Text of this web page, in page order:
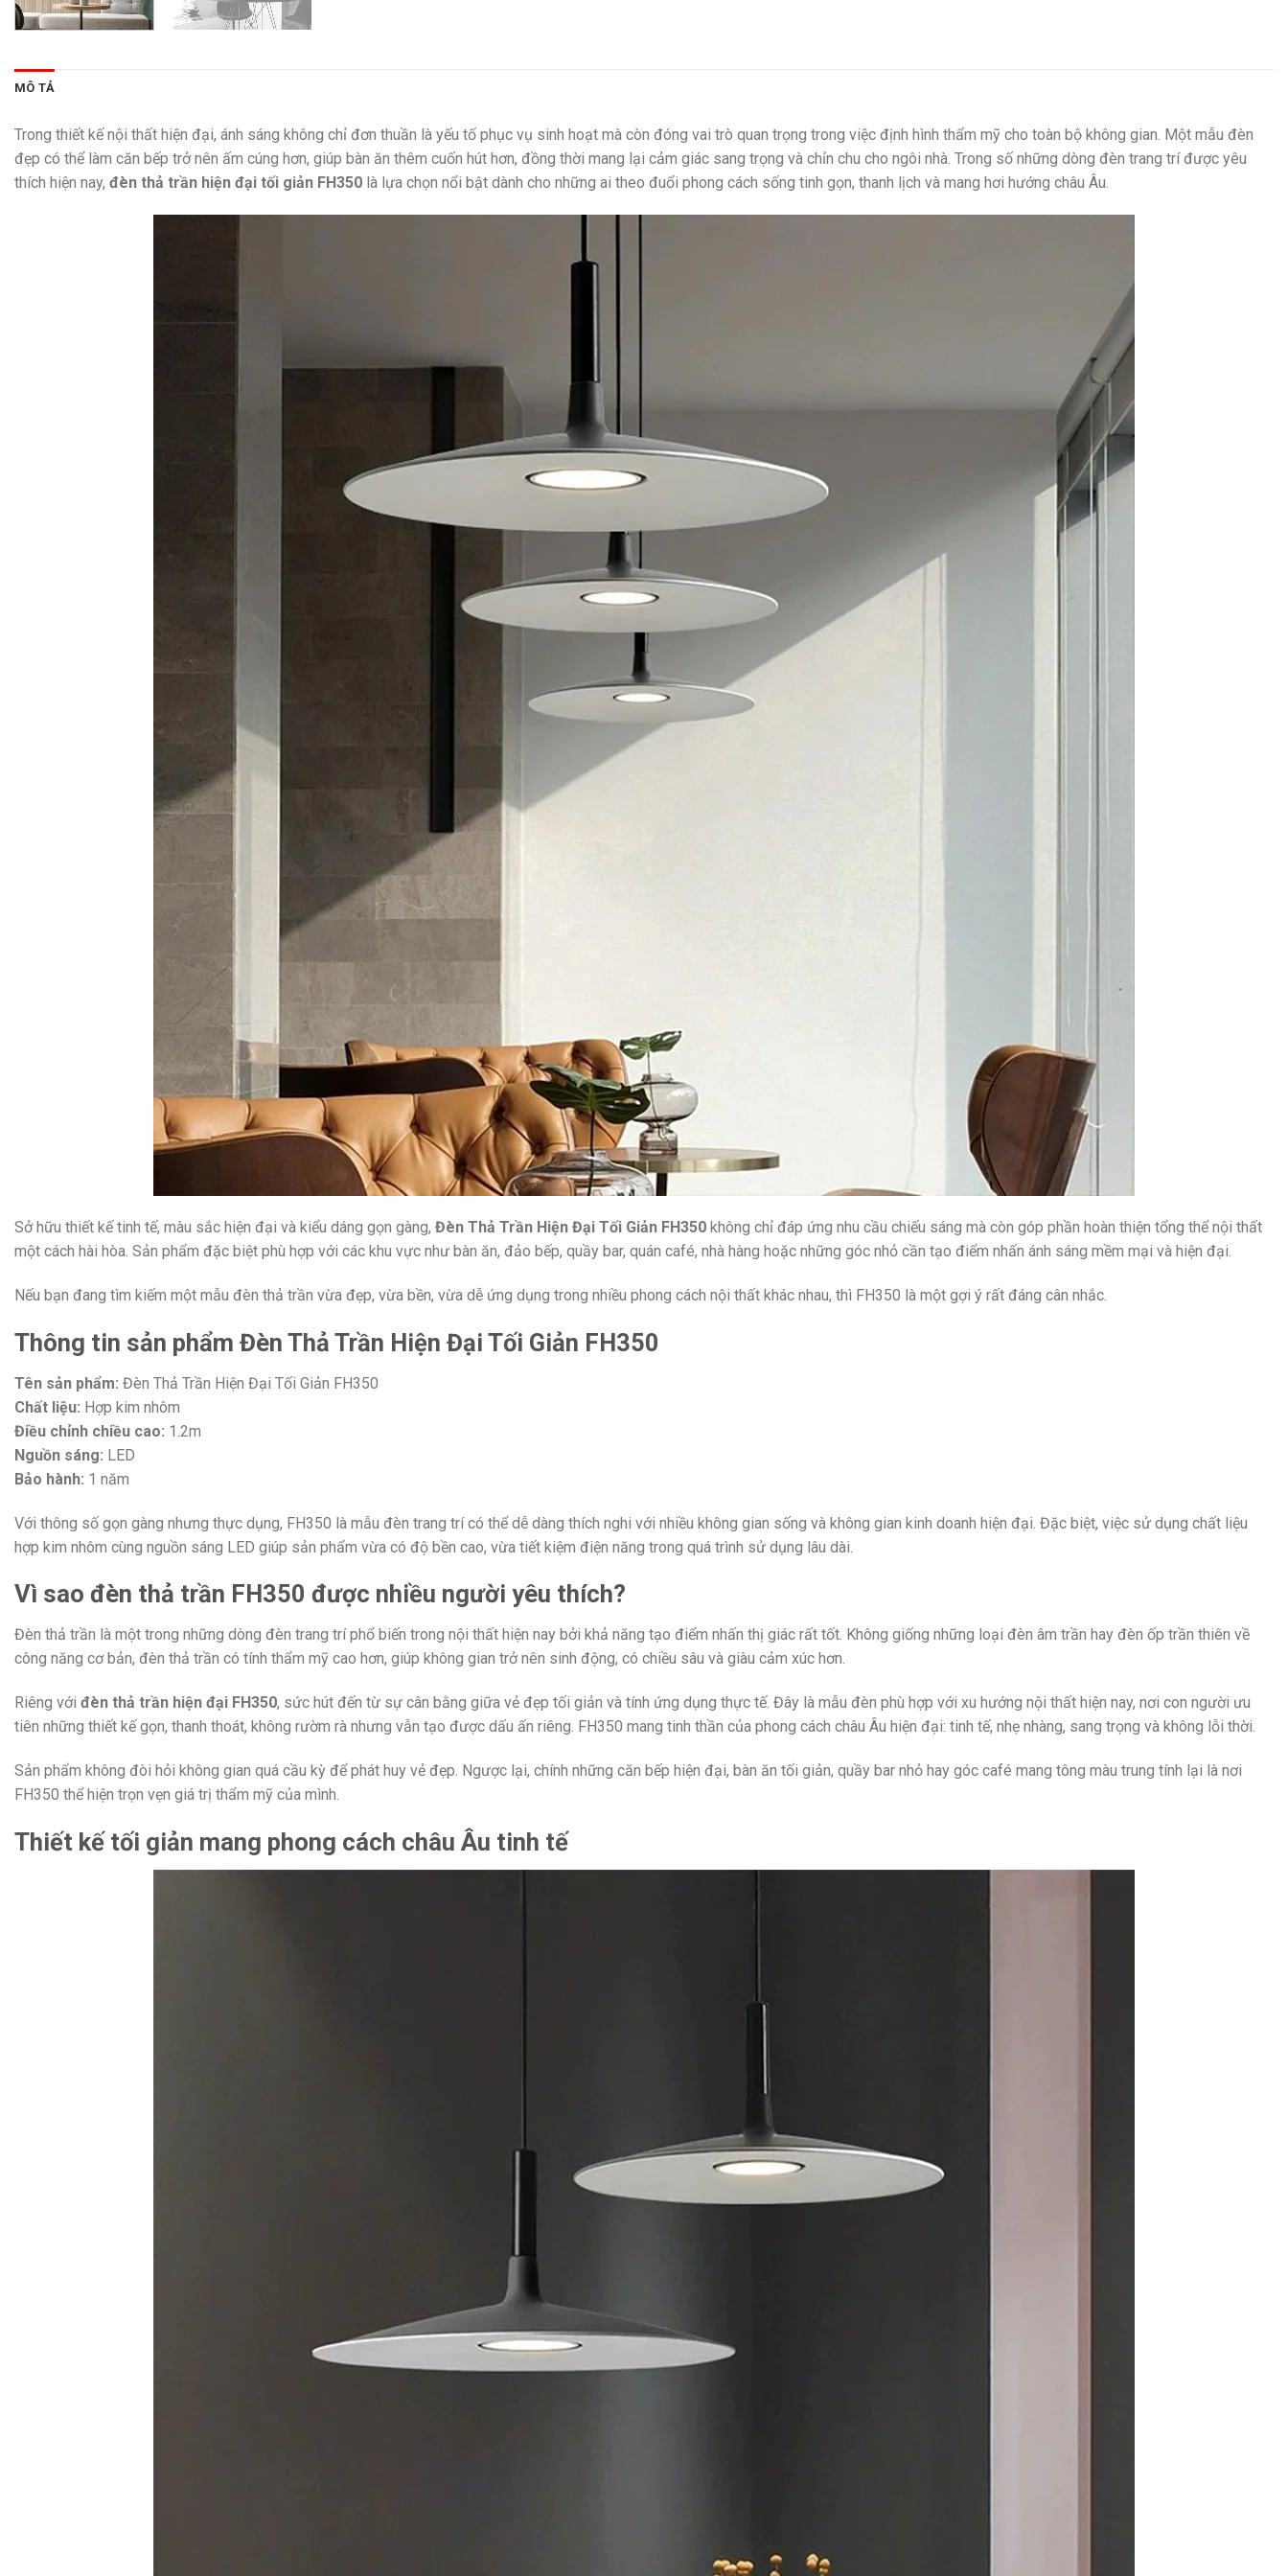
MÔ TẢ
Trong thiết kế nội thất hiện đại, ánh sáng không chỉ đơn thuần là yếu tố phục vụ sinh hoạt mà còn đóng vai trò quan trọng trong việc định hình thẩm mỹ cho toàn bộ không gian. Một mẫu đèn
đẹp có thể làm căn bếp trở nên ấm cúng hơn, giúp bàn ăn thêm cuốn hút hơn, đồng thời mang lại cảm giác sang trọng và chỉn chu cho ngôi nhà. Trong số những dòng đèn trang trí được yêu
thích hiện nay, đèn thả trần hiện đại tối giản FH350 là lựa chọn nổi bật dành cho những ai theo đuổi phong cách sống tinh gọn, thanh lịch và mang hơi hướng châu Âu.
Sở hữu thiết kế tinh tế, màu sắc hiện đại và kiểu dáng gọn gàng, Đèn Thả Trần Hiện Đại Tối Giản FH350 không chỉ đáp ứng nhu cầu chiếu sáng mà còn góp phần hoàn thiện tổng thể nội thất
một cách hài hòa. Sản phẩm đặc biệt phù hợp với các khu vực như bàn ăn, đảo bếp, quầy bar, quán café, nhà hàng hoặc những góc nhỏ cần tạo điểm nhấn ánh sáng mềm mại và hiện đại.
Nếu bạn đang tìm kiếm một mẫu đèn thả trần vừa đẹp, vừa bền, vừa dễ ứng dụng trong nhiều phong cách nội thất khác nhau, thì FH350 là một gợi ý rất đáng cân nhắc.
Thông tin sản phẩm Đèn Thả Trần Hiện Đại Tối Giản FH350
Tên sản phẩm: Đèn Thả Trần Hiện Đại Tối Giản FH350
Chất liệu: Hợp kim nhôm
Điều chỉnh chiều cao: 1.2m
Nguồn sáng: LED
Bảo hành: 1 năm
Với thông số gọn gàng nhưng thực dụng, FH350 là mẫu đèn trang trí có thể dễ dàng thích nghi với nhiều không gian sống và không gian kinh doanh hiện đại. Đặc biệt, việc sử dụng chất liệu
hợp kim nhôm cùng nguồn sáng LED giúp sản phẩm vừa có độ bền cao, vừa tiết kiệm điện năng trong quá trình sử dụng lâu dài.
Vì sao đèn thả trần FH350 được nhiều người yêu thích?
Đèn thả trần là một trong những dòng đèn trang trí phổ biến trong nội thất hiện nay bởi khả năng tạo điểm nhấn thị giác rất tốt. Không giống những loại đèn âm trần hay đèn ốp trần thiên về
công năng cơ bản, đèn thả trần có tính thẩm mỹ cao hơn, giúp không gian trở nên sinh động, có chiều sâu và giàu cảm xúc hơn.
Riêng với đèn thả trần hiện đại FH350, sức hút đến từ sự cân bằng giữa vẻ đẹp tối giản và tính ứng dụng thực tế. Đây là mẫu đèn phù hợp với xu hướng nội thất hiện nay, nơi con người ưu
tiên những thiết kế gọn, thanh thoát, không rườm rà nhưng vẫn tạo được dấu ấn riêng. FH350 mang tinh thần của phong cách châu Âu hiện đại: tinh tế, nhẹ nhàng, sang trọng và không lỗi thời.
Sản phẩm không đòi hỏi không gian quá cầu kỳ để phát huy vẻ đẹp. Ngược lại, chính những căn bếp hiện đại, bàn ăn tối giản, quầy bar nhỏ hay góc café mang tông màu trung tính lại là nơi
FH350 thể hiện trọn vẹn giá trị thẩm mỹ của mình.
Thiết kế tối giản mang phong cách châu Âu tinh tế